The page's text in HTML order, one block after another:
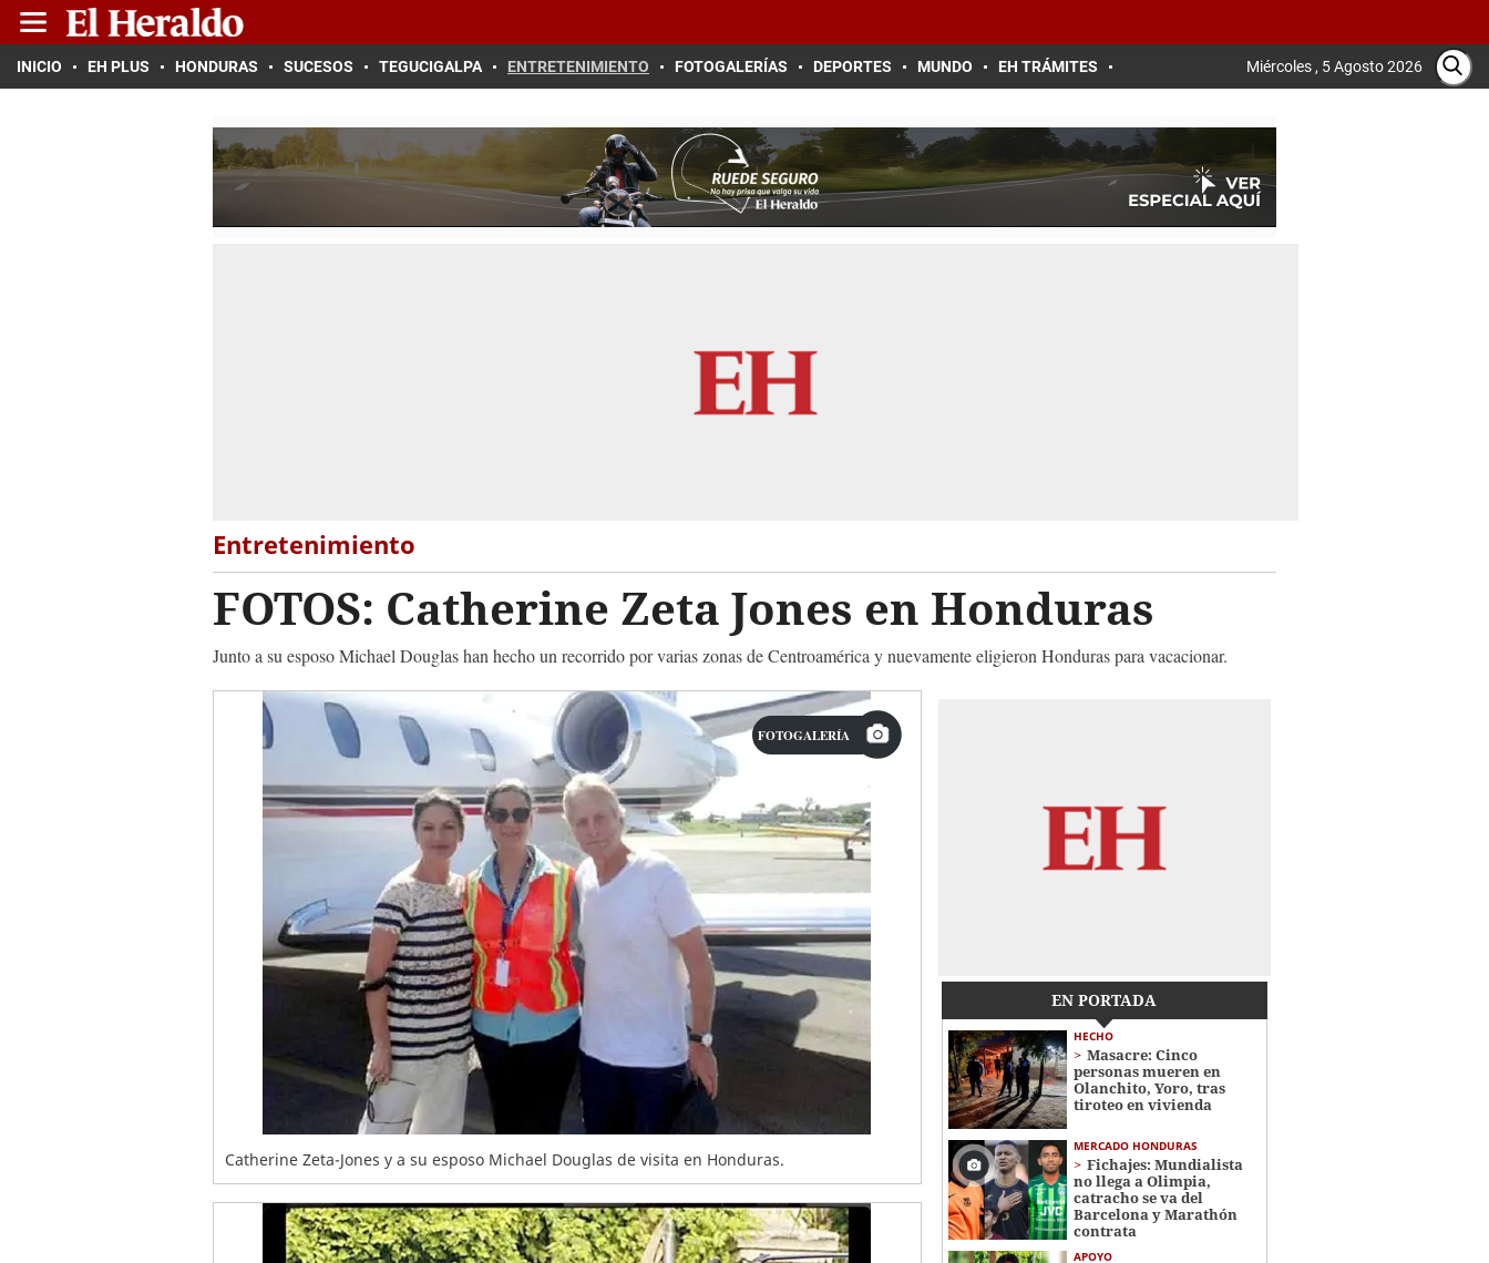
INICIO EH PLUS HONDURAS SUCESOS TEGUCIGALPA ENTRETENIMIENTO FOTOGALERÍAS DEPORTES MUNDO EH TRÁMITES Miércoles , 5 Agosto 2026
Entretenimiento
FOTOS: Catherine Zeta Jones en Honduras
Junto a su esposo Michael Douglas han hecho un recorrido por varias zonas de Centroamérica y nuevamente eligieron Honduras para vacacionar.
FOTOGALERÍA
Catherine Zeta-Jones y a su esposo Michael Douglas de visita en Honduras.
EN PORTADA
HECHO
Masacre: Cinco
personas mueren en
Olanchito, Yoro, tras
tiroteo en vivienda
MERCADO HONDURAS
Fichajes: Mundialista
no llega a Olimpia,
catracho se va del
Barcelona y Marathón
contrata
APOYO